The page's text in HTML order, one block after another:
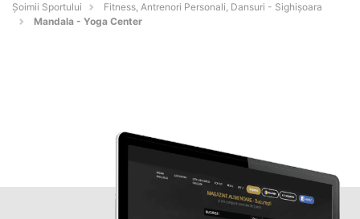
Șoimii Sportului
Fitness, Antrenori Personali, Dansuri - Sighişoara
Mandala - Yoga Center